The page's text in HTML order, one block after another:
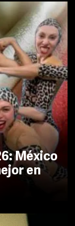
México
en